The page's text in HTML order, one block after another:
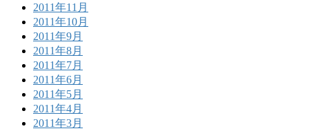
2011年11月
2011年10月
2011年9月
2011年8月
2011年7月
2011年6月
2011年5月
2011年4月
2011年3月